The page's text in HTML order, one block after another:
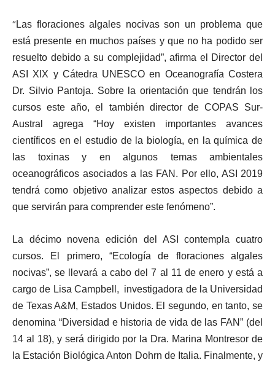
“Las floraciones algales nocivas son un problema que
está presente en muchos países y que no ha podido ser
resuelto debido a su complejidad”, afirma el Director del
ASI XIX y Cátedra UNESCO en Oceanografía Costera
Dr. Silvio Pantoja. Sobre la orientación que tendrán los
cursos este año, el también director de COPAS Sur-
Austral agrega “Hoy existen importantes avances
científicos en el estudio de la biología, en la química de
las toxinas y en algunos temas ambientales
oceanográficos asociados a las FAN. Por ello, ASI 2019
tendrá como objetivo analizar estos aspectos debido a
que servirán para comprender este fenómeno”.
La décimo novena edición del ASI contempla cuatro
cursos. El primero, “Ecología de floraciones algales
nocivas”, se llevará a cabo del 7 al 11 de enero y está a
cargo de Lisa Campbell, investigadora de la Universidad
de Texas A&M, Estados Unidos. El segundo, en tanto, se
denomina “Diversidad e historia de vida de las FAN” (del
14 al 18), y será dirigido por la Dra. Marina Montresor de
la Estación Biológica Anton Dohrn de Italia. Finalmente, y